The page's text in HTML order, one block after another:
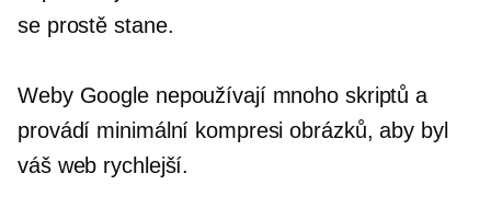
se prostě stane.
Weby Google nepoužívají mnoho skriptů a
provádí minimální kompresi obrázků, aby byl
váš web rychlejší.